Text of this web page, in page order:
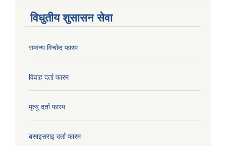
विधुतीय शुसासन सेवा
सम्वन्ध विच्छेद फारम
विवाह दर्ता फारम
मृत्यु दर्ता फारम
बसाइसराइ दर्ता फारम